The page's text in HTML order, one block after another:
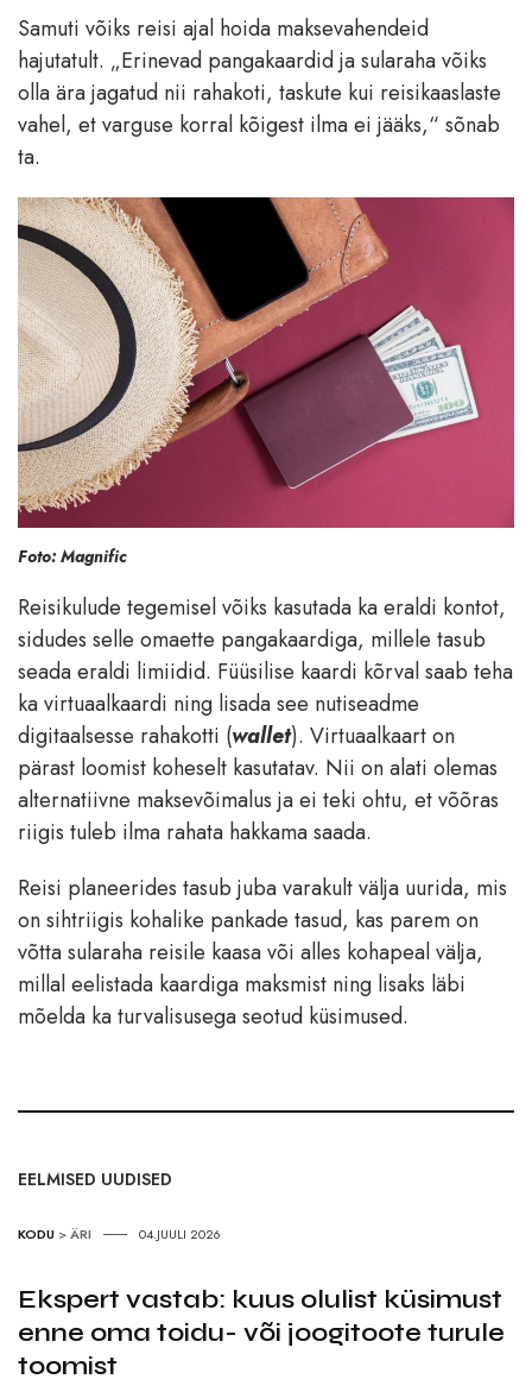
Samuti võiks reisi ajal hoida maksevahendeid
hajutatult. „Erinevad pangakaardid ja sularaha võiks
olla ära jagatud nii rahakoti, taskute kui reisikaaslaste
vahel, et varguse korral kõigest ilma ei jääks,“ sõnab
ta.
Foto: Magnific
Reisikulude tegemisel võiks kasutada ka eraldi kontot,
sidudes selle omaette pangakaardiga, millele tasub
seada eraldi limiidid. Füüsilise kaardi kõrval saab teha
ka virtuaalkaardi ning lisada see nutiseadme
digitaalsesse rahakotti (wallet). Virtuaalkaart on
pärast loomist koheselt kasutatav. Nii on alati olemas
alternatiivne maksevõimalus ja ei teki ohtu, et võõras
riigis tuleb ilma rahata hakkama saada.
Reisi planeerides tasub juba varakult välja uurida, mis
on sihtriigis kohalike pankade tasud, kas parem on
võtta sularaha reisile kaasa või alles kohapeal välja,
millal eelistada kaardiga maksmist ning lisaks läbi
mõelda ka turvalisusega seotud küsimused.
EELMISED UUDISED
KODU >ÄRI 04.JUULI 2026
Ekspert vastab: kuus olulist küsimust
enne oma toidu- või joogitoote turule
toomist